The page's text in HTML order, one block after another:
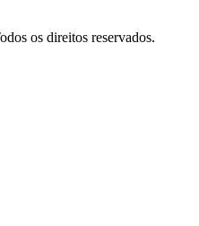
os direitos reservados.